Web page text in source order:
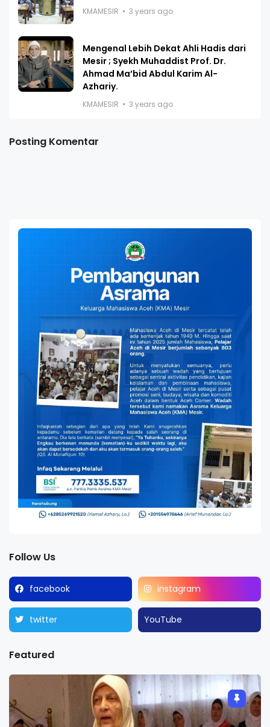
KMAMESIR 3 years ago
Mengenal Lebih Dekat Ahli Hadis dari
Mesir ; Syekh Muhaddist Prof. Dr.
Ahmad Ma’bid Abdul Karim Al-
Azhariy.
KMAMESIR 3 years ago
Posting Komentar
Follow Us
facebook instagram
twitter YouTube
Featured